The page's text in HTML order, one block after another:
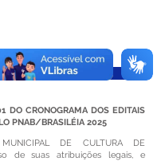
Visualizar
DO CRONOGRAMA DOS EDITAIS
PNAB/BRASILÉIA 2025
DE CULTURA DE
de suas atribuições legais, e